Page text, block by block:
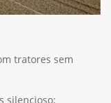
tratores sem
silencioso;